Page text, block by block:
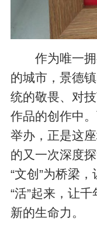
作为唯一拥
的城市，景德
统的敬畏、对
作品的创作中
举办，正是这
的又一次深度
“文创”为桥梁
“活”起来，让
新的生命力。